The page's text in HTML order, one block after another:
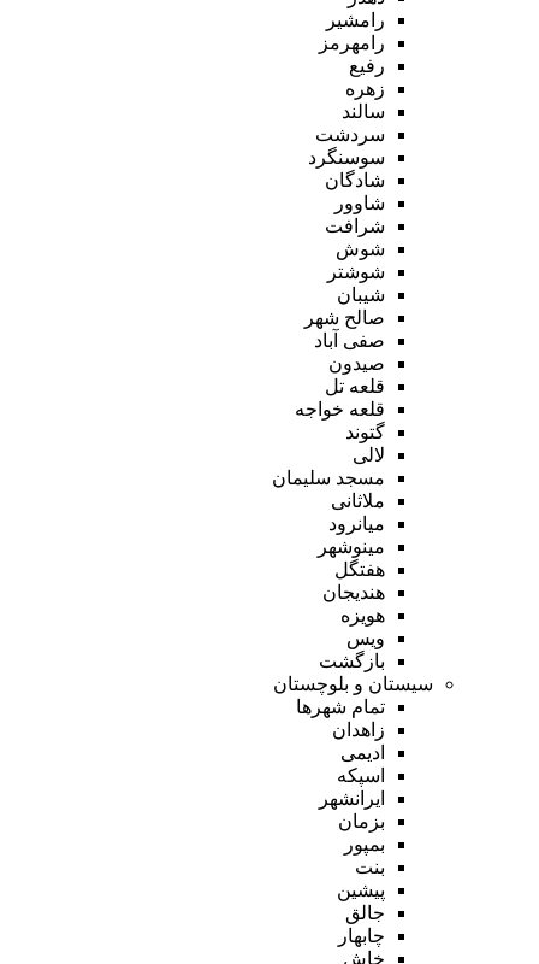
رامشیر
رامهرمز
رفیع
زهره
سالند
سردشت
سوسنگرد
شادگان
شاوور
شرافت
شوش
شوشتر
شیبان
صالح شهر
صفی آباد
صیدون
قلعه تل
قلعه خواجه
گتوند
لالی
مسجد سلیمان
ملاثانی
میانرود
مینوشهر
هفتگل
هندیجان
هویزه
ویس
بازگشت
سیستان و بلوچستان
تمام شهر‌ها
زاهدان
ادیمی
اسپکه
ایرانشهر
بزمان
بمپور
بنت
پیشین
جالق
چابهار
خاش